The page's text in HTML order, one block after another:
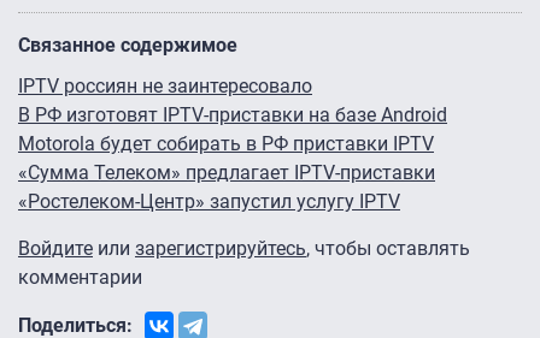
Связанное содержимое
IPTV россиян не заинтересовало
В РФ изготовят IPTV-приставки на базе Android
Motorola будет собирать в РФ приставки IPTV
«Сумма Телеком» предлагает IPTV-приставки
«Ростелеком-Центр» запустил услугу IPTV
Войдите или зарегистрируйтесь, чтобы оставлять
комментарии
Поделиться: